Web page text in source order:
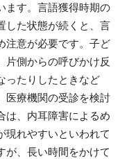
ます。言語獲得時期の
した状態が続くと、言
注意が必要です。子ど
片側からの呼びかけ反
ったりしたときなど
医療機関の受診を検討
は、内耳障害によるめ
現れやすいといわれて
が、長い時間をかけて